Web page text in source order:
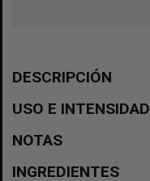
DESCRIPCIÓN
USO E INTENSIDAD
NOTAS
INGREDIENTES